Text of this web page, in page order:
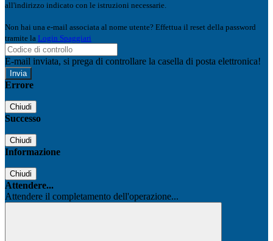
all'indirizzo indicato con le istruzioni necessarie.
Non hai una e-mail associata al nome utente? Effettua il reset della password
tramite la Login Spaggiari
E-mail inviata, si prega di controllare la casella di posta elettronica!
Errore
Chiudi
Successo
Chiudi
Informazione
Chiudi
Attendere...
Attendere il completamento dell'operazione...